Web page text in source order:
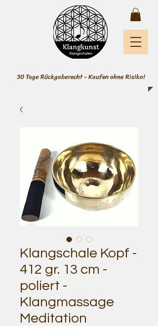
30 Tage Rückgaberecht - Kaufen ohne Risiko!
Klangschale Kopf -
412 gr. 13 cm -
poliert -
Klangmassage
Meditation